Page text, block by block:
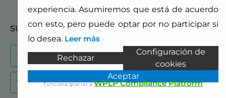
SUSCRÍBETE AHORA
Nombre
Empresa
experiencia. Asumiremos que está de acuerdo
con esto, pero puede optar por no participar si
lo desea. Leer más
Rechazar
Configuración de
cookies
Aceptar
Funciona gracias aWPLP Compliance Platform